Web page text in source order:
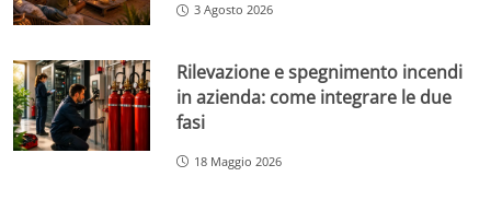
3 Agosto 2026
Rilevazione e spegnimento incendi
in azienda: come integrare le due
fasi
18 Maggio 2026